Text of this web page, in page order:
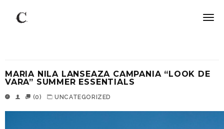
MARIA NILA LANSEAZA CAMPANIA “LOOK DE
VARA” SUMMER ESSENTIALS
(0) UNCATEGORIZED